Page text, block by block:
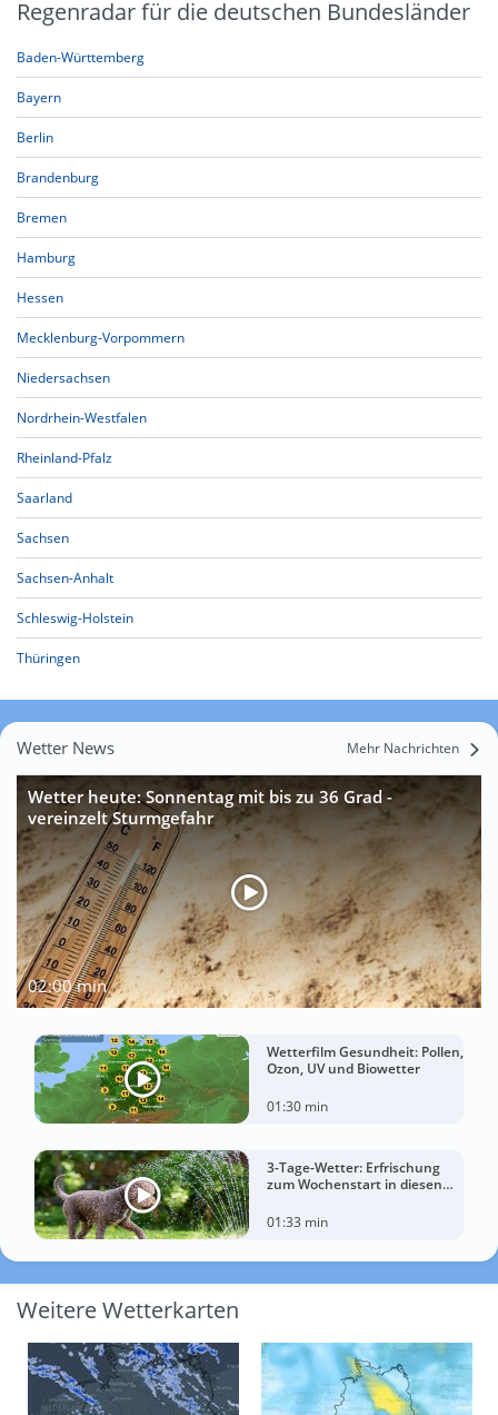
Regenradar für die deutschen Bundesländer
Baden-Württemberg
Bayern
Berlin
Brandenburg
Bremen
Hamburg
Hessen
Mecklenburg-Vorpommern
Niedersachsen
Nordrhein-Westfalen
Rheinland-Pfalz
Saarland
Sachsen
Sachsen-Anhalt
Schleswig-Holstein
Thüringen
Wetter News Mehr Nachrichten
Wetter heute: Sonnentag mit bis zu 36 Grad -
vereinzelt Sturmgefahr
02:00 min
Wetterfilm Gesundheit: Pollen,
Ozon, UV und Biowetter
01:30 min
3-Tage-Wetter: Erfrischung
zum Wochenstart in diesen
01:33 min
Weitere Wetterkarten